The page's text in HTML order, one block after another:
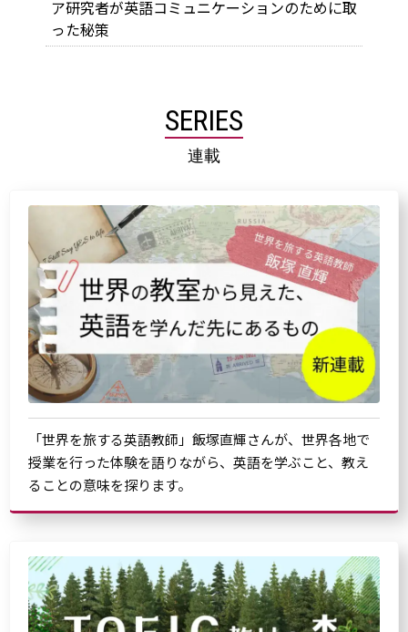
ア研究者が英語コミュニケーションのために取
った秘策
SERIES
連載
「世界を旅する英語教師」飯塚直輝さんが、世界各地で
授業を行った体験を語りながら、英語を学ぶこと、教え
ることの意味を探ります。